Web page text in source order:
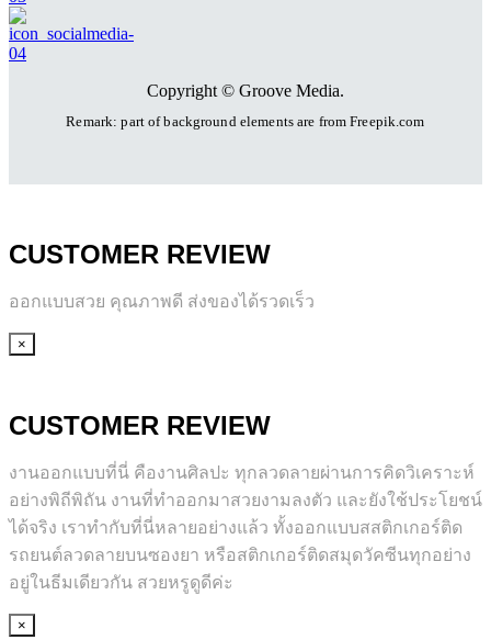
Copyright © Groove Media.
Remark: part of background elements are from Freepik.com
CUSTOMER REVIEW
ออกแบบสวย คุณภาพดี ส่งของได้รวดเร็ว
×
CUSTOMER REVIEW
งานออกแบบที่นี่ คืองานศิลปะ ทุกลวดลายผ่านการคิดวิเคราะห์
อย่างพิถีพิถัน งานที่ทำออกมาสวยงามลงตัว และยังใช้ประโยชน์
ได้จริง เราทำกับที่นี่หลายอย่างแล้ว ทั้งออกแบบสสติกเกอร์ติด
รถยนต์ลวดลายบนซองยา หรือสติกเกอร์ติดสมุดวัคซีนทุกอย่าง
อยู่ในธีมเดียวกัน สวยหรูดูดีค่ะ
×